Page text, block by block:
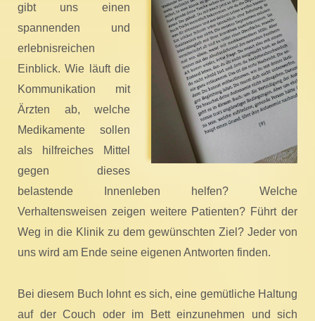
gibt uns einen
spannenden und
erlebnisreichen
Einblick. Wie läuft die
Kommunikation mit
Ärzten ab, welche
Medikamente sollen
als hilfreiches Mittel
gegen dieses
belastende Innenleben helfen? Welche
Verhaltensweisen zeigen weitere Patienten? Führt der
Weg in die Klinik zu dem gewünschten Ziel? Jeder von
uns wird am Ende seine eigenen Antworten finden.
Bei diesem Buch lohnt es sich, eine gemütliche Haltung
auf der Couch oder im Bett einzunehmen und sich